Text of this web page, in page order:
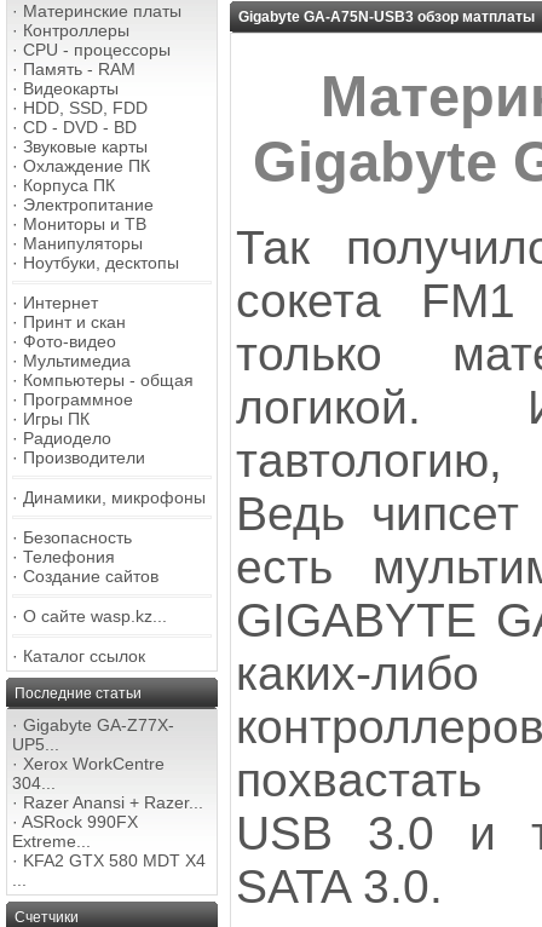
· Материнские платы
· Контроллеры
· CPU - процессоры
· Память - RAM
· Видеокарты
· HDD, SSD, FDD
· CD - DVD - BD
· Звуковые карты
· Охлаждение ПК
· Корпуса ПК
· Электропитание
· Мониторы и ТВ
· Манипуляторы
· Ноутбуки, десктопы
· Интернет
· Принт и скан
· Фото-видео
· Мультимедиа
· Компьютеры - общая
· Программное
· Игры ПК
· Радиодело
· Производители
· Динамики, микрофоны
· Безопасность
· Телефония
· Создание сайтов
· О сайте wasp.kz...
· Каталог ссылок
Последние статьи
· Gigabyte GA-Z77X-
UP5...
· Xerox WorkCentre
304...
· Razer Anansi + Razer...
· ASRock 990FX
Extreme...
· KFA2 GTX 580 MDT X4
Счетчики
Gigabyte GA-A75N-USB3 обзор матплаты
Gigabyte
Так
сокета
только
логикой.
Ведь
есть
GIGABYTE
каких-
USB 3.0 и
SATA 3.0.